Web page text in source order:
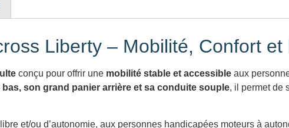
Liberty – Mobilité, Confort
conçu pour offrir une mobilité stable et accessible aux
bas, son grand panier arrière et sa conduite souple, il permet de
et/ou d’autonomie, aux personnes handicapées moteurs à